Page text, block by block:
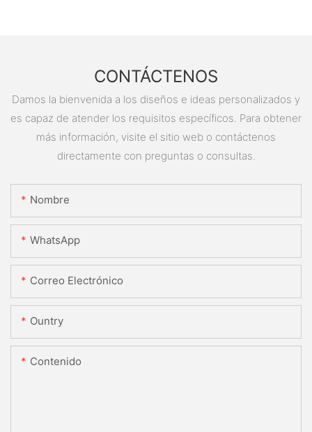
CONTÁCTENOS
Damos la bienvenida a los diseños e ideas personalizados y
es capaz de atender los requisitos específicos. Para obtener
más información, visite el sitio web o contáctenos
directamente con preguntas o consultas.
Nombre
WhatsApp
Correo Electrónico
Ountry
Contenido